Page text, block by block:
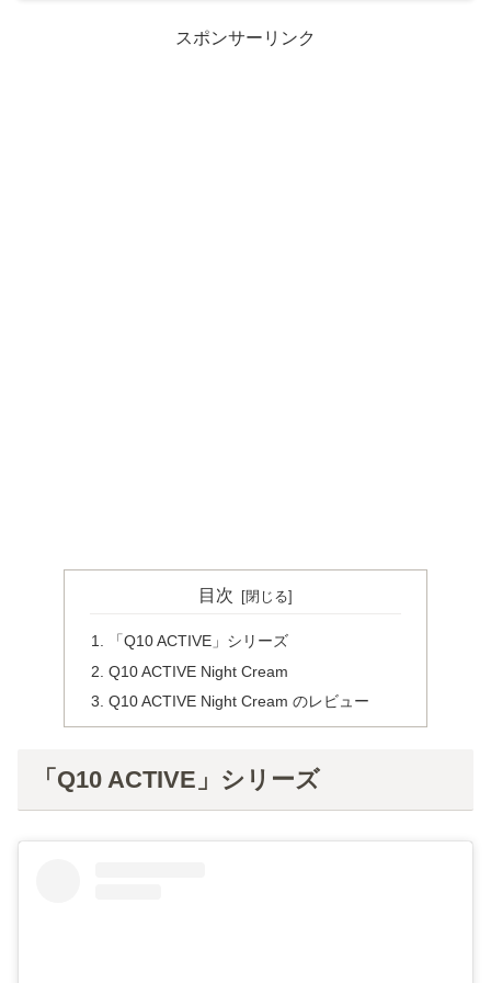
スポンサーリンク
目次
「Q10 ACTIVE」シリーズ
Q10 ACTIVE Night Cream
Q10 ACTIVE Night Cream のレビュー
「Q10 ACTIVE」シリーズ